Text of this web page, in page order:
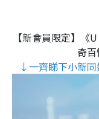
【新會員限定】《
奇百
↓一齊睇下小新